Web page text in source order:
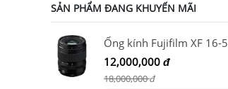
SẢN PHẨM ĐANG KHUYẾN MÃI
12,000,000 đ
18,000,000đ